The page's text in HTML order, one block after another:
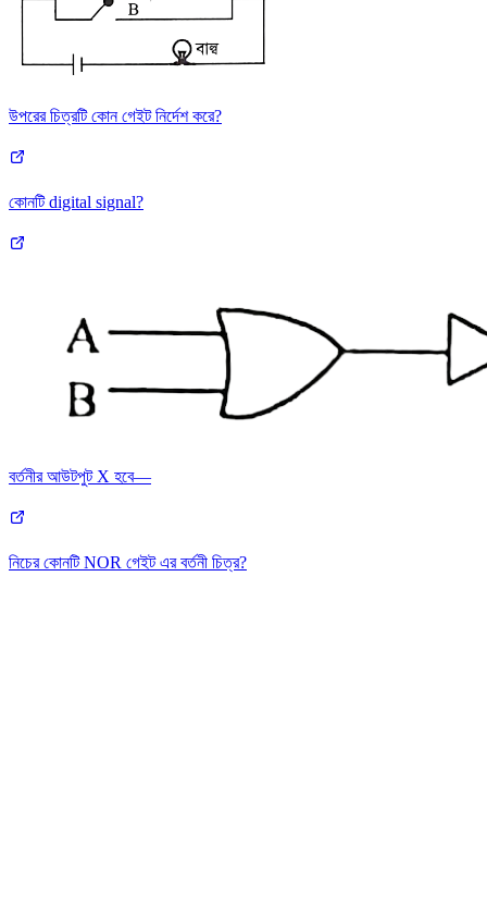
উপরের চিত্রটি কোন গেইট নির্দেশ করে?
কোনটি digital signal?
বর্তনীর আউটপুট X হবে—
নিচের কোনটি NOR গেইট এর বর্তনী চিত্র?